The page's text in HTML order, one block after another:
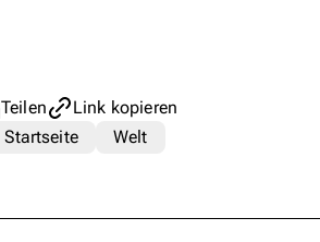
Teilen
Link kopieren
Startseite
Welt